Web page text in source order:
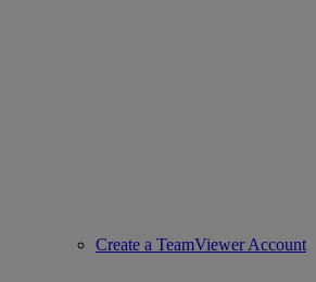
Create a TeamViewer Account